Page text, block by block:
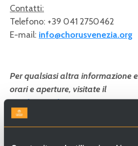
Contatti:
Telefono: +39 041 2750462
E-mail: info@chorusvenezia.org
Per qualsiasi altra informazione
orari e aperture, visitate il
sito:https://chorusvenezia.org/